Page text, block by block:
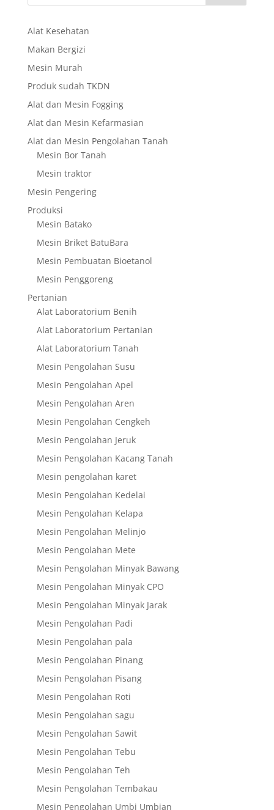
Alat Kesehatan
Makan Bergizi
Mesin Murah
Produk sudah TKDN
Alat dan Mesin Fogging
Alat dan Mesin Kefarmasian
Alat dan Mesin Pengolahan Tanah
Mesin Bor Tanah
Mesin traktor
Mesin Pengering
Produksi
Mesin Batako
Mesin Briket BatuBara
Mesin Pembuatan Bioetanol
Mesin Penggoreng
Pertanian
Alat Laboratorium Benih
Alat Laboratorium Pertanian
Alat Laboratorium Tanah
Mesin Pengolahan Susu
Mesin Pengolahan Apel
Mesin Pengolahan Aren
Mesin Pengolahan Cengkeh
Mesin Pengolahan Jeruk
Mesin Pengolahan Kacang Tanah
Mesin pengolahan karet
Mesin Pengolahan Kedelai
Mesin Pengolahan Kelapa
Mesin Pengolahan Melinjo
Mesin Pengolahan Mete
Mesin Pengolahan Minyak Bawang
Mesin Pengolahan Minyak CPO
Mesin Pengolahan Minyak Jarak
Mesin Pengolahan Padi
Mesin Pengolahan pala
Mesin Pengolahan Pinang
Mesin Pengolahan Pisang
Mesin Pengolahan Roti
Mesin Pengolahan sagu
Mesin Pengolahan Sawit
Mesin Pengolahan Tebu
Mesin Pengolahan Teh
Mesin Pengolahan Tembakau
Mesin Pengolahan Umbi Umbian